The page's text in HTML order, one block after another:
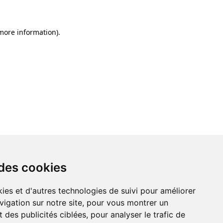
cookies
et d'autres technologies de suivi pour améliorer
sur notre site, pour vous montrer un
des publicités ciblées, pour analyser le trafic de
information).